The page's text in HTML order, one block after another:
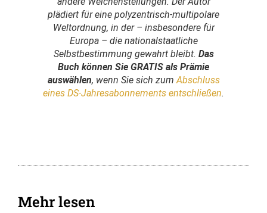
plädiert für eine polyzentrisch-multipolare
Weltordnung, in der – insbesondere für
Europa – die nationalstaatliche
Selbstbestimmung gewahrt bleibt. Das
Buch können Sie GRATIS als Prämie
auswählen, wenn Sie sich zum Abschluss
eines DS-Jahresabonnements entschließen.
Mehr lesen